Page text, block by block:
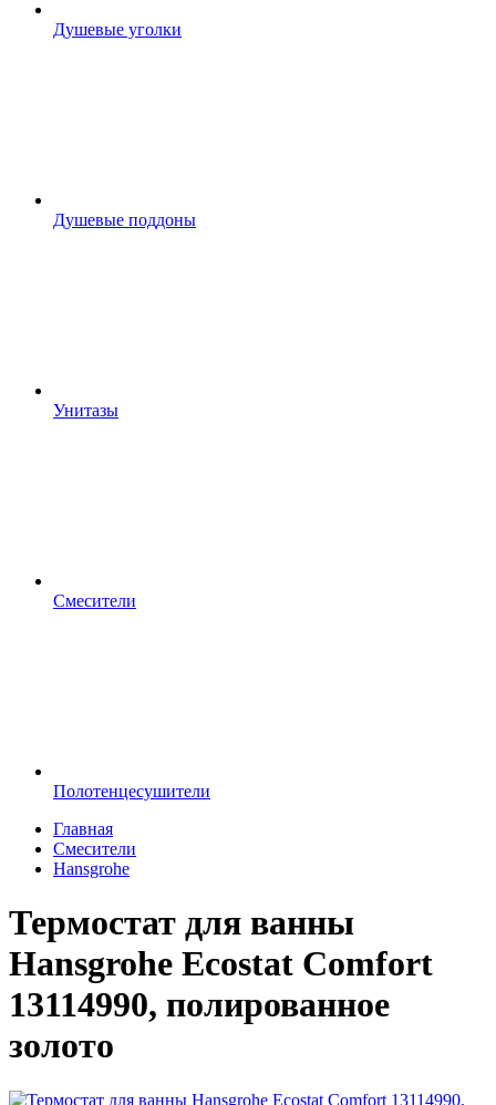
Душевые уголки
Душевые поддоны
Унитазы
Смесители
Полотенцесушители
Главная
Смесители
Hansgrohe
Термостат для ванны
Hansgrohe Ecostat Comfort
13114990, полированное
золото